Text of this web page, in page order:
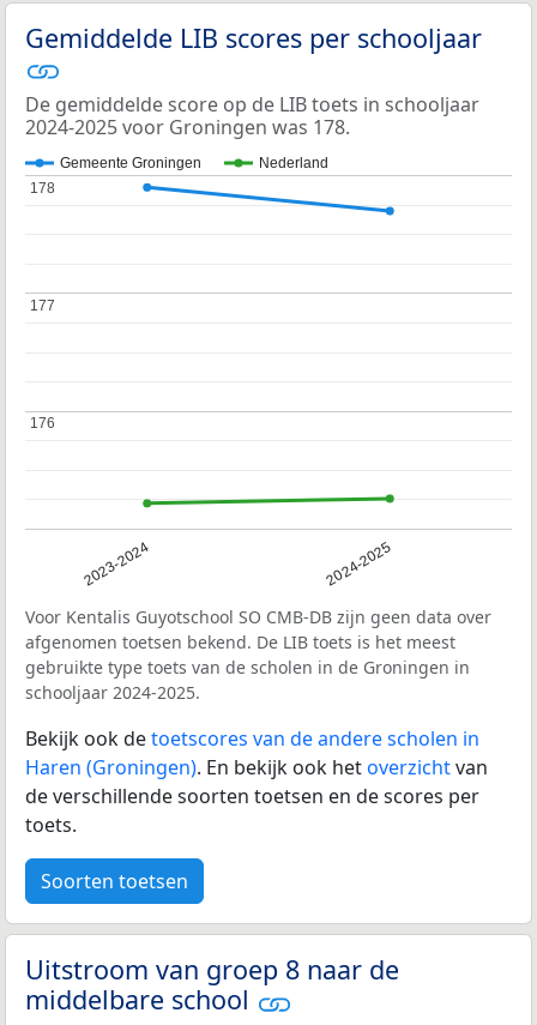
Gemiddelde LIB scores per schooljaar
De gemiddelde score op de LIB toets in schooljaar
2024-2025 voor Groningen was 178.
Gemeente Groningen Nederland
2023-2024 2024-2025
176
176
177
177
178
178
Voor Kentalis Guyotschool SO CMB-DB zijn geen data over
afgenomen toetsen bekend. De LIB toets is het meest
gebruikte type toets van de scholen in de Groningen in
schooljaar 2024-2025.
Bekijk ook detoetscores van de andere scholen in
Haren (Groningen). En bekijk ook hetoverzichtvan
de verschillende soorten toetsen en de scores per
toets.
Soorten toetsen
Uitstroom van groep 8 naar de
middelbare school